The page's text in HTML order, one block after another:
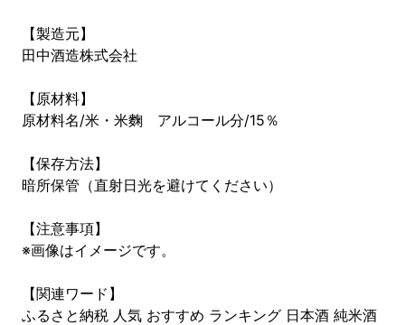
【製造元】
田中酒造株式会社
【原材料】
原材料名/米・米麴 アルコール分/15％
【保存方法】
暗所保管（直射日光を避けてください）
【注意事項】
※画像はイメージです。
【関連ワード】
ふるさと納税 人気 おすすめ ランキング 日本酒 純米酒